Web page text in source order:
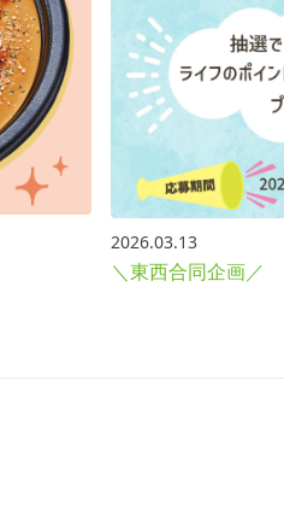
2026.03.13
＼東西合同企画／